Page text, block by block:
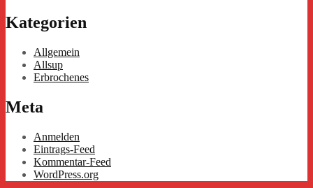
Kategorien
Allgemein
Allsup
Erbrochenes
Meta
Anmelden
Eintrags-Feed
Kommentar-Feed
WordPress.org